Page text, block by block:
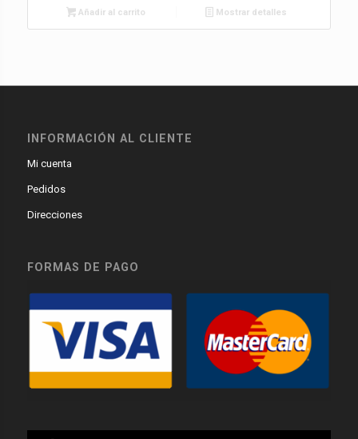
Añadir al carrito Mostrar detalles
INFORMACIÓN AL CLIENTE
Mi cuenta
Pedidos
Direcciones
FORMAS DE PAGO